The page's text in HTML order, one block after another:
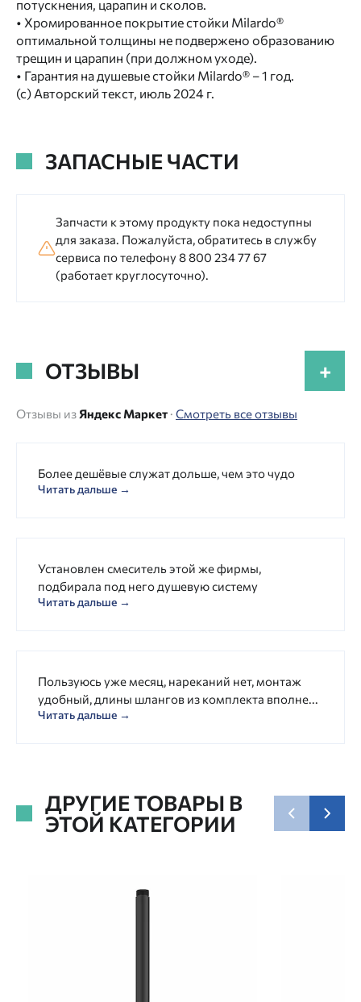
потускнения, царапин и сколов.
• Хромированное покрытие стойки Milardo®
оптимальной толщины не подвержено образованию
трещин и царапин (при должном уходе).
• Гарантия на душевые стойки Milardo® – 1 год.
(с) Авторский текст, июль 2024 г.
ЗАПАСНЫЕ ЧАСТИ
Запчасти к этому продукту пока недоступны
для заказа. Пожалуйста, обратитесь в службу
сервиса по телефону 8 800 234 77 67
(работает круглосуточно).
ОТЗЫВЫ +
Отзывы из Яндекс Маркет · Смотреть все отзывы
Более дешёвые служат дольше, чем это чудо
Читать дальше →
Установлен смеситель этой же фирмы,
подбирала под него душевую систему
Читать дальше →
Пользуюсь уже месяц, нареканий нет, монтаж
удобный, длины шлангов из комплекта вполне...
Читать дальше →
ДРУГИЕ ТОВАРЫ В
ЭТОЙ КАТЕГОРИИ